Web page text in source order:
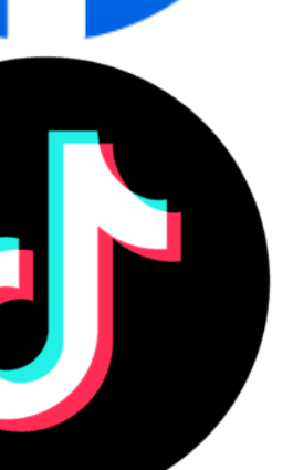
khi doanh nghiệp có nhu cầu
G4 12JB001EVA
doanh nghiệp dễ dàng nâng cấp
và 1 khe PCIe, người dùng có thể
SSD để cải thiện tốc độ và hiệu suất
rất quan trọng cho các doanh nghiệp
thêm tài nguyên trong tương lai.
tiết kiệm không gian, khả năng kết
chọn tối ưu cho các doanh nghiệp
tìm kiếm một máy tính để bàn đáng tin
sản phẩm này sẽ không làm bạn
tìm hiểu thêm về chiếc
máy tính để
50T G4 12JB001EVA
và cách nó
của bạn trong việc tối ưu hóa quy